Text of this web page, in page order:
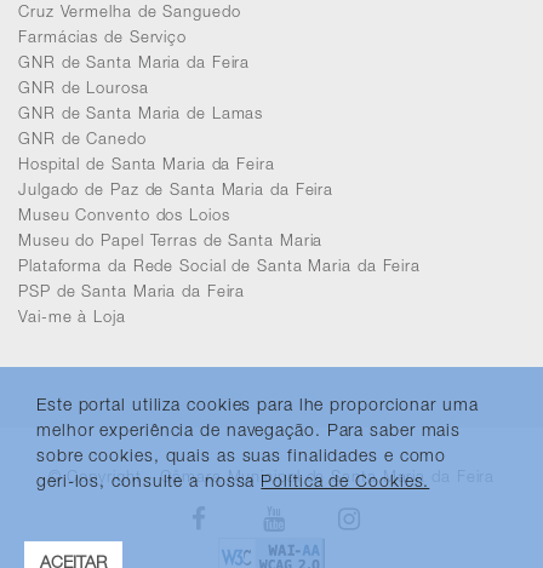
Este portal utiliza cookies para lhe proporcionar uma
melhor experiência de navegação. Para saber mais
sobre cookies, quais as suas finalidades e como
geri-los, consulte a nossa Política de Cookies.
ACEITAR
Cruz Vermelha de Sanguedo
Farmácias de Serviço
GNR de Santa Maria da Feira
GNR de Lourosa
GNR de Santa Maria de Lamas
GNR de Canedo
Hospital de Santa Maria da Feira
Julgado de Paz de Santa Maria da Feira
Museu Convento dos Loios
Museu do Papel Terras de Santa Maria
Plataforma da Rede Social de Santa Maria da Feira
PSP de Santa Maria da Feira
Vai-me à Loja
© Copyright - Câmara Municipal de Santa Maria da Feira
FacebookYoutube